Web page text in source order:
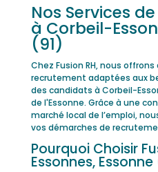
Nos Services
à Corbeil-
(91)
Chez Fusion RH, nous
recrutement adaptées aux
des candidats à Corbeil-
de l'Essonne. Grâce à une
marché local de l’emploi,
vos démarches de
Pourquoi Choisir
Essonnes, Essonne